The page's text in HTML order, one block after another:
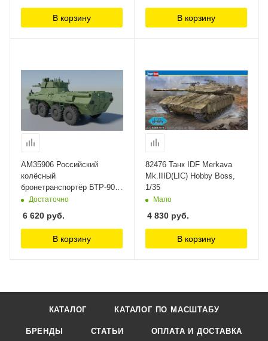
В корзину В корзину
AM35906 Российский
колёсный
бронетранспортёр БТР-90
'Бахча' Arma Models, 1/35
Достаточно
6 620 руб.
В корзину
82476 Танк IDF Merkava
Mk.IIID(LIC) Hobby Boss,
1/35
Мало
4 830 руб.
В корзину
КАТАЛОГ КАТАЛОГ ПО МАСШТАБУ
БРЕНДЫ СТАТЬИ ОПЛАТА И ДОСТАВКА